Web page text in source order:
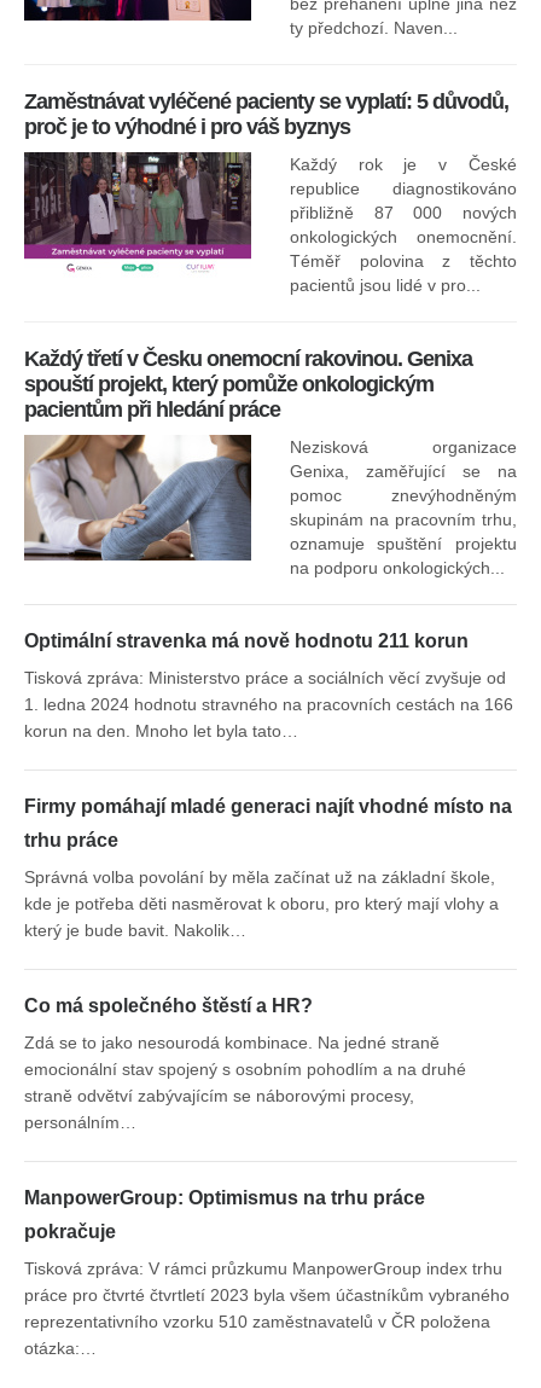
ty předchozí. Naven...
Zaměstnávat vyléčené pacienty se vyplatí: 5 důvodů,
proč je to výhodné i pro váš byznys
Každý rok je v České
republice diagnostikováno
přibližně 87 000 nových
onkologických onemocnění.
Téměř polovina z těchto
pacientů jsou lidé v pro...
Každý třetí v Česku onemocní rakovinou. Genixa
spouští projekt, který pomůže onkologickým
pacientům při hledání práce
Nezisková organizace
Genixa, zaměřující se na
pomoc znevýhodněným
skupinám na pracovním trhu,
oznamuje spuštění projektu
na podporu onkologických...
Optimální stravenka má nově hodnotu 211 korun
Tisková zpráva: Ministerstvo práce a sociálních věcí zvyšuje od
1. ledna 2024 hodnotu stravného na pracovních cestách na 166
korun na den. Mnoho let byla tato…
Firmy pomáhají mladé generaci najít vhodné místo na
trhu práce
Správná volba povolání by měla začínat už na základní škole,
kde je potřeba děti nasměrovat k oboru, pro který mají vlohy a
který je bude bavit. Nakolik…
Co má společného štěstí a HR?
Zdá se to jako nesourodá kombinace. Na jedné straně
emocionální stav spojený s osobním pohodlím a na druhé
straně odvětví zabývajícím se náborovými procesy,
personálním…
ManpowerGroup: Optimismus na trhu práce
pokračuje
Tisková zpráva: V rámci průzkumu ManpowerGroup index trhu
práce pro čtvrté čtvrtletí 2023 byla všem účastníkům vybraného
reprezentativního vzorku 510 zaměstnavatelů v ČR položena
otázka:…